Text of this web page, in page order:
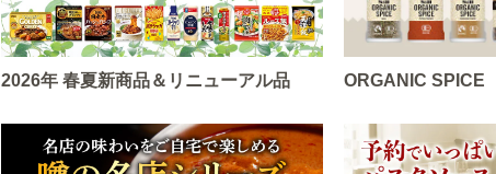
2026年 春夏新商品＆リニューアル品 ORGANIC SPICE